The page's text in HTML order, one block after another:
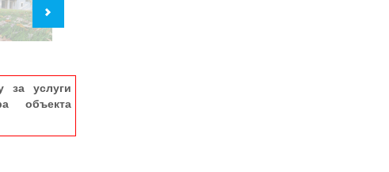
за услуги
объекта